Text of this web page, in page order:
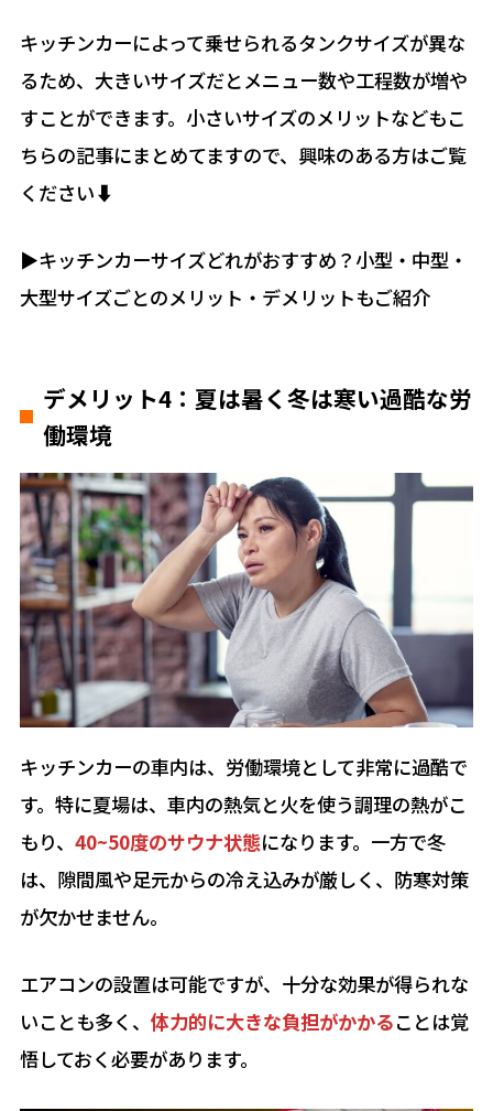
キッチンカーによって乗せられるタンクサイズが異な
るため、大きいサイズだとメニュー数や工程数が増や
すことができます。小さいサイズのメリットなどもこ
ちらの記事にまとめてますので、興味のある方はご覧
ください⬇︎
▶︎キッチンカーサイズどれがおすすめ？小型・中型・
大型サイズごとのメリット・デメリットもご紹介
デメリット4：夏は暑く冬は寒い過酷な労
働環境
キッチンカーの車内は、労働環境として非常に過酷で
す。特に夏場は、車内の熱気と火を使う調理の熱がこ
もり、40~50度のサウナ状態になります。一方で冬
は、隙間風や足元からの冷え込みが厳しく、防寒対策
が欠かせません。
エアコンの設置は可能ですが、十分な効果が得られな
いことも多く、体力的に大きな負担がかかることは覚
悟しておく必要があります。